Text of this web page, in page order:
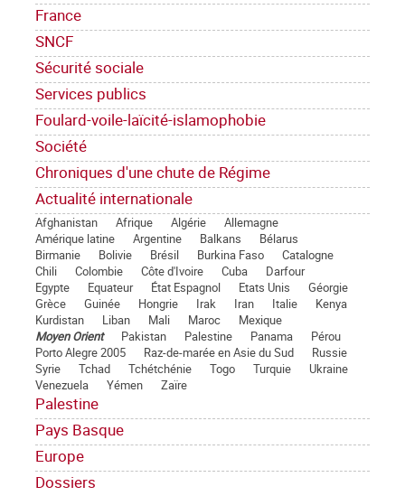
France
SNCF
Sécurité sociale
Services publics
Foulard-voile-laïcité-islamophobie
Société
Chroniques d'une chute de Régime
Actualité internationale
Afghanistan Afrique Algérie
Allemagne
Amérique latine
Argentine Balkans
Bélarus
Birmanie
Bolivie Brésil Burkina Faso
Catalogne
Chili
Colombie Côte d'Ivoire Cuba
Darfour
Egypte
Equateur État Espagnol Etats Unis
Géorgie
Grèce
Guinée Hongrie Irak Iran Italie
Kenya
Kurdistan
Liban Mali Maroc
Mexique
Moyen Orient
Pakistan Palestine Panama
Pérou
Porto Alegre 2005
Raz-de-marée en Asie du Sud
Russie
Syrie
Tchad Tchétchénie Togo Turquie
Ukraine
Venezuela
Yémen Zaïre
Palestine
Pays Basque
Europe
Dossiers